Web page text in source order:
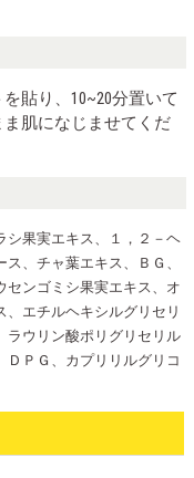
貼り、10~20分置いて
肌になじませてくだ
シ果実エキス、１，２－ヘ
、チャ葉エキス、ＢＧ、
センゴミシ果実エキス、オ
エチルヘキシルグリセリ
ラウリン酸ポリグリセリル
ＤＰＧ、カプリリルグリコ